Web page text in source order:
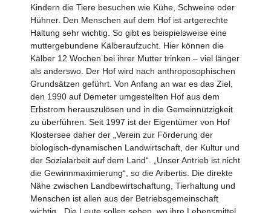
Kindern die Tiere besuchen wie Kühe, Schweine oder
Hühner. Den Menschen auf dem Hof ist artgerechte
Haltung sehr wichtig. So gibt es beispielsweise eine
muttergebundene Kälberaufzucht. Hier können die
Kälber 12 Wochen bei ihrer Mutter trinken – viel länger
als anderswo. Der Hof wird nach anthroposophischen
Grundsätzen geführt. Von Anfang an war es das Ziel,
den 1990 auf Demeter umgestellten Hof aus dem
Erbstrom herauszulösen und in die Gemeinnützigkeit
zu überführen. Seit 1997 ist der Eigentümer von Hof
Klostersee daher der „Verein zur Förderung der
biologisch-dynamischen Landwirtschaft, der Kultur und
der Sozialarbeit auf dem Land“. „Unser Antrieb ist nicht
die Gewinnm­aximierung“, so die Aribertis. Die direkte
Nähe zwischen Landbewirtschaftung, Tierhaltung und
Menschen ist allen aus der Betriebsgemeinschaft
wichtig. „Die Leute sollen sehen, wo ihre Lebensmittel